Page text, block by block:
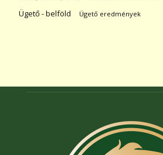
Ügető - belföld Ügető eredmények